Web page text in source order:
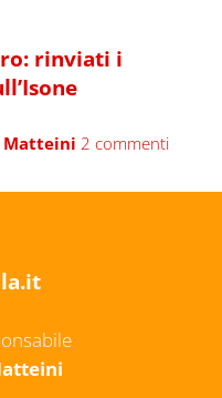
rinviati i
Matteini 2 commenti